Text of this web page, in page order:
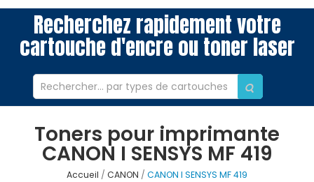
Recherchez rapidement votre
cartouche d'encre ou toner laser
Toners pour imprimante
CANON I SENSYS MF 419
Accueil CANON CANON I SENSYS MF 419